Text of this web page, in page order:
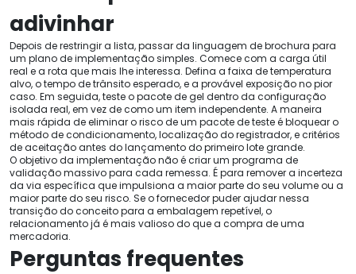
adivinhar
Depois de restringir a lista, passar da linguagem de brochura para
um plano de implementação simples. Comece com a carga útil
real e a rota que mais lhe interessa. Defina a faixa de temperatura
alvo, o tempo de trânsito esperado, e a provável exposição no pior
caso. Em seguida, teste o pacote de gel dentro da configuração
isolada real, em vez de como um item independente. A maneira
mais rápida de eliminar o risco de um pacote de teste é bloquear o
método de condicionamento, localização do registrador, e critérios
de aceitação antes do lançamento do primeiro lote grande.
O objetivo da implementação não é criar um programa de
validação massivo para cada remessa. É para remover a incerteza
da via específica que impulsiona a maior parte do seu volume ou a
maior parte do seu risco. Se o fornecedor puder ajudar nessa
transição do conceito para a embalagem repetível, o
relacionamento já é mais valioso do que a compra de uma
mercadoria.
Perguntas frequentes